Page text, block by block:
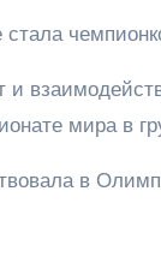
мира в
в